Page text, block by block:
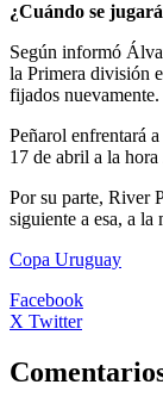
¿Cuándo se
Según informó
la Primera división
fijados nuevamente.
Peñarol enfrentará
17 de abril a la
Por su parte, River
siguiente a esa, a la
Copa Uruguay
Facebook
X Twitter